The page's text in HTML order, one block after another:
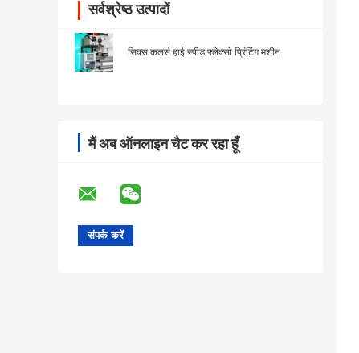
सर्वश्रेष्ठ उत्पादों
सिक्स कलर्स हाई स्पीड फ्लेक्सो प्रिंटिंग मशीन
मैं अब ऑनलाइन चैट कर रहा हूँ